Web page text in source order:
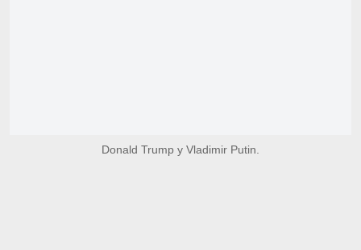
Donald Trump y Vladimir Putin.